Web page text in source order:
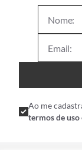
Ao me
termos de